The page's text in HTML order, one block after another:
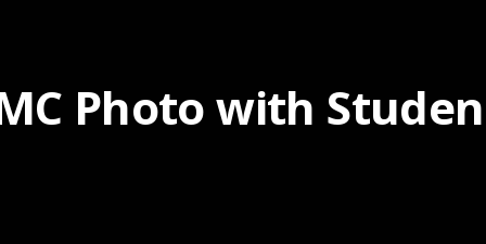
Photo with